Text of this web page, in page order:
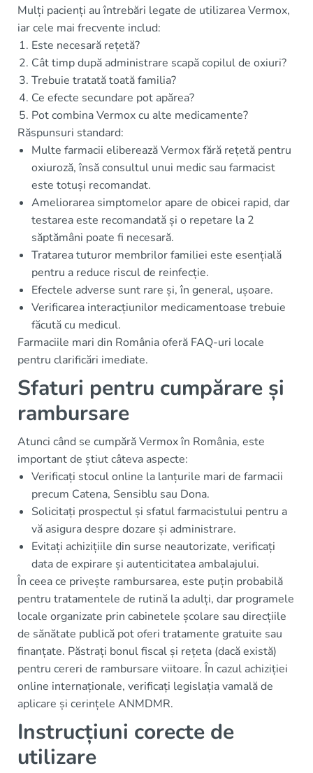
Mulți pacienți au întrebări legate de utilizarea Vermox,
iar cele mai frecvente includ:
Este necesară rețetă?
Cât timp după administrare scapă copilul de oxiuri?
Trebuie tratată toată familia?
Ce efecte secundare pot apărea?
Pot combina Vermox cu alte medicamente?
Răspunsuri standard:
Multe farmacii eliberează Vermox fără rețetă pentru
oxiuroză, însă consultul unui medic sau farmacist
este totuși recomandat.
Ameliorarea simptomelor apare de obicei rapid, dar
testarea este recomandată și o repetare la 2
săptămâni poate fi necesară.
Tratarea tuturor membrilor familiei este esențială
pentru a reduce riscul de reinfecție.
Efectele adverse sunt rare și, în general, ușoare.
Verificarea interacțiunilor medicamentoase trebuie
făcută cu medicul.
Farmaciile mari din România oferă FAQ-uri locale
pentru clarificări imediate.
Sfaturi pentru cumpărare și
rambursare
Atunci când se cumpără Vermox în România, este
important de știut câteva aspecte:
Verificați stocul online la lanțurile mari de farmacii
precum Catena, Sensiblu sau Dona.
Solicitați prospectul și sfatul farmacistului pentru a
vă asigura despre dozare și administrare.
Evitați achizițiile din surse neautorizate, verificați
data de expirare și autenticitatea ambalajului.
În ceea ce privește rambursarea, este puțin probabilă
pentru tratamentele de rutină la adulți, dar programele
locale organizate prin cabinetele școlare sau direcțiile
de sănătate publică pot oferi tratamente gratuite sau
finanțate. Păstrați bonul fiscal și rețeta (dacă există)
pentru cereri de rambursare viitoare. În cazul achiziției
online internaționale, verificați legislația vamală de
aplicare și cerințele ANMDMR.
Instrucțiuni corecte de
utilizare